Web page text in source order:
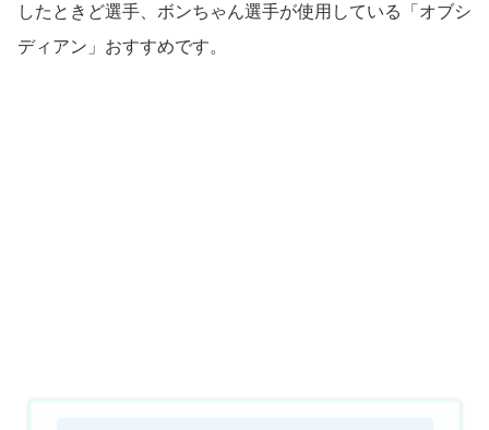
したときど選手、ボンちゃん選手が使用している「オブシ
ディアン」おすすめです。